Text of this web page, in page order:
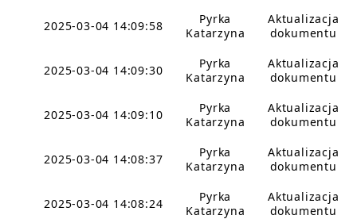
2025-03-04 14:09:58
Pyrka
Katarzyna
Aktualizacja
dokumentu
2025-03-04 14:09:30
Pyrka
Katarzyna
Aktualizacja
dokumentu
2025-03-04 14:09:10
Pyrka
Katarzyna
Aktualizacja
dokumentu
2025-03-04 14:08:37
Pyrka
Katarzyna
Aktualizacja
dokumentu
2025-03-04 14:08:24
Pyrka
Katarzyna
Aktualizacja
dokumentu